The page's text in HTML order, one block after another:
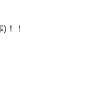
！！